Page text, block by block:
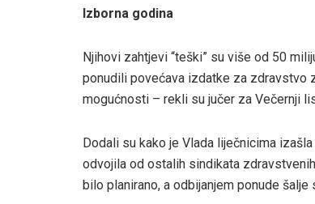
Izborna godina
Njihovi zahtjevi “teški” su više od 50
ponudili povećava izdatke za zdravstvo
mogućnosti – rekli su jučer za Večernji
Dodali su kako je Vlada liječnicima
odvojila od ostalih sindikata
bilo planirano, a odbijanjem ponude